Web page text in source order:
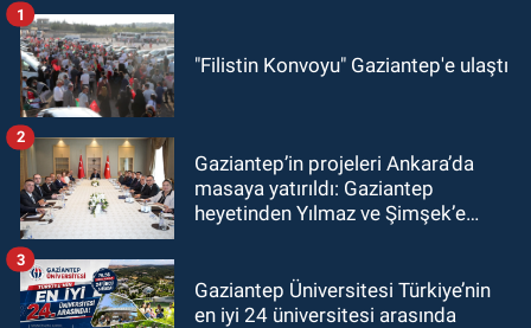
"Filistin Konvoyu" Gaziantep'e ulaştı
1
Gaziantep’in projeleri Ankara’da
masaya yatırıldı: Gaziantep
heyetinden Yılmaz ve Şimşek’e
2
Gaziantep Üniversitesi Türkiye’nin
en iyi 24 üniversitesi arasında
3